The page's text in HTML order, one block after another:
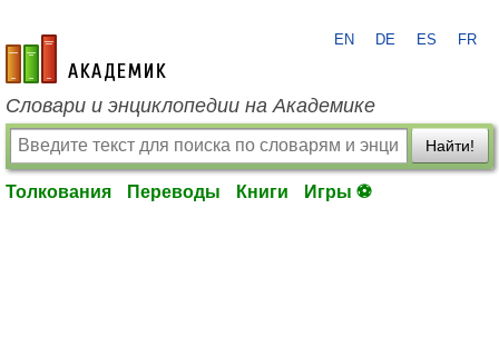
academic.ru
EN DE ES FR
Словари и энциклопедии на Академике
Найти!
Толкования Переводы Книги Игры ⚽